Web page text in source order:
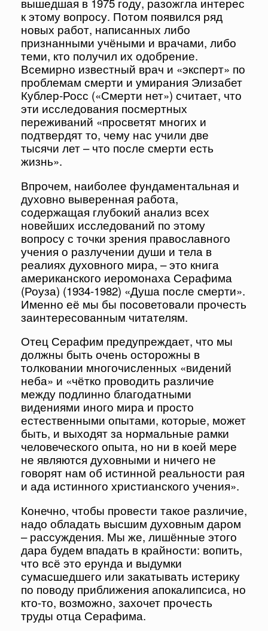
к этому вопросу. Потом появился ряд
новых работ, написанных либо
признанными учёными и врачами, либо
теми, кто получил их одобрение.
Всемирно известный врач и «эксперт» по
проблемам смерти и умирания Элизабет
Кублер-Росс («Смерти нет») считает, что
эти исследования посмертных
переживаний «просветят многих и
подтвердят то, чему нас учили две
тысячи лет – что после смерти есть
жизнь».
Впрочем, наиболее фундаментальная и
духовно выверенная работа,
содержащая глубокий анализ всех
новейших исследований по этому
вопросу с точки зрения православного
учения о разлучении души и тела в
реалиях духовного мира, – это книга
американского иеромонаха Серафима
(Роуза) (1934-1982) «Душа после смерти».
Именно её мы бы посоветовали прочесть
заинтересованным читателям.
Отец Серафим предупреждает, что мы
должны быть очень осторожны в
толковании многочисленных «видений
неба» и «чётко проводить различие
между подлинно благодатными
видениями иного мира и просто
естественными опытами, которые, может
быть, и выходят за нормальные рамки
человеческого опыта, но ни в коей мере
не являются духовными и ничего не
говорят нам об истинной реальности рая
и ада истинного христианского учения».
Конечно, чтобы провести такое различие,
надо обладать высшим духовным даром
– рассуждения. Мы же, лишённые этого
дара будем впадать в крайности: вопить,
что всё это ерунда и выдумки
сумасшедшего или закатывать истерику
по поводу приближения апокалипсиса, но
кто-то, возможно, захочет прочесть
труды отца Серафима.